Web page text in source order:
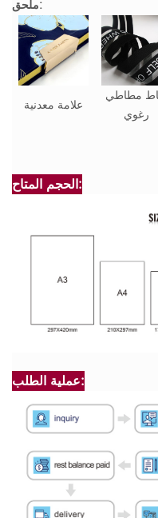
ملحق:
علامة معدنية
مطاطي
رغوي
الحجم المتاح:
عملية الطلب: